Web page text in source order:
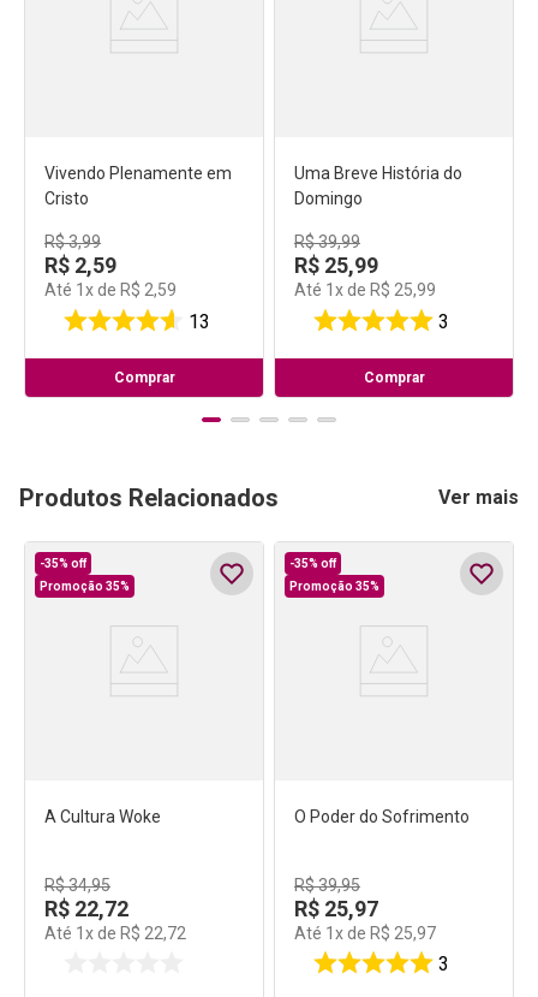
Vivendo Plenamente em
Cristo
R$3,99
R$ 2,59
Até 1 x de R$ 2,59
13
Comprar
Uma Breve História do
Domingo
R$39,99
R$ 25,99
Até 1 x de R$ 25,99
3
Comprar
Produtos Relacionados Ver mais
-35% off
Promoção 35%
A Cultura Woke
R$34,95
R$ 22,72
Até 1 x de R$ 22,72
-35% off
Promoção 35%
O Poder do Sofrimento
R$39,95
R$ 25,97
Até 1 x de R$ 25,97
3